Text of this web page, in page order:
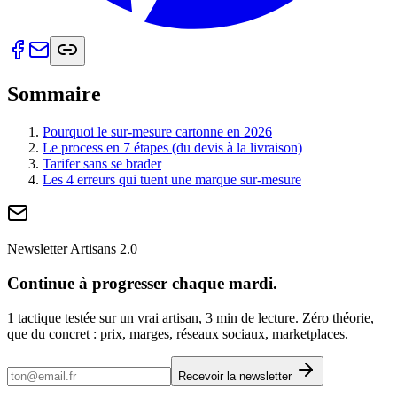
Sommaire
Pourquoi le sur-mesure cartonne en 2026
Le process en 7 étapes (du devis à la livraison)
Tarifer sans se brader
Les 4 erreurs qui tuent une marque sur-mesure
Newsletter Artisans 2.0
Continue à progresser chaque mardi.
1 tactique testée sur un vrai artisan, 3 min de lecture. Zéro théorie,
que du concret : prix, marges, réseaux sociaux, marketplaces.
Recevoir la newsletter